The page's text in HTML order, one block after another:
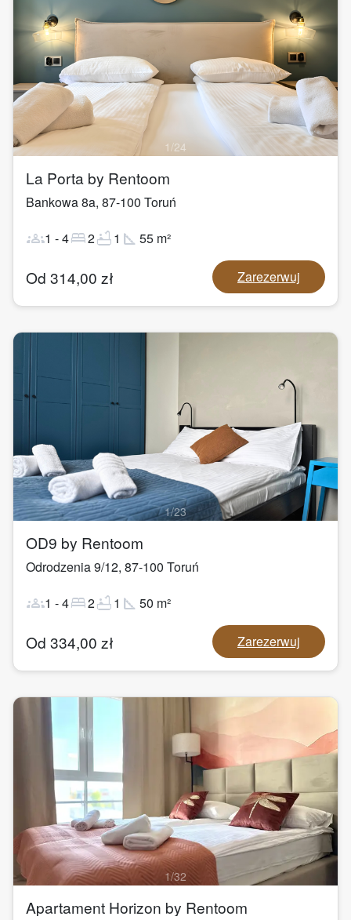
1/24
La Porta by Rentoom
Bankowa 8a, 87-100 Toruń
groups1 -4bed2bathtub1 square_foot 55 m²
Od 314,00 zł Zarezerwuj
1/23
OD9 by Rentoom
Odrodzenia 9/12, 87-100 Toruń
groups1 -4bed2bathtub1 square_foot 50 m²
Od 334,00 zł Zarezerwuj
1/32
Apartament Horizon by Rentoom